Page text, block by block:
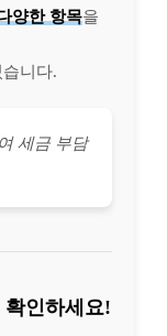
양한 항목을
니다.
세금 부담
확인하세요!